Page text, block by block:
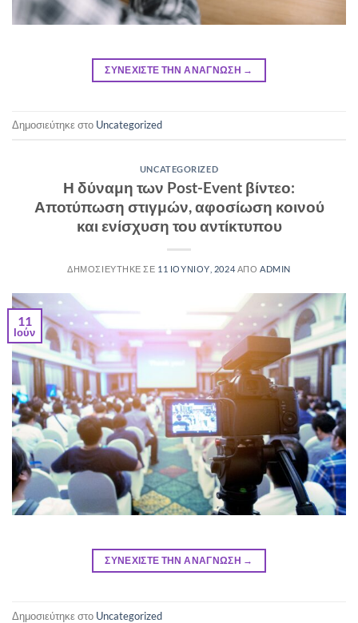
ΣΥΝΕΧΙΣΤΕ ΤΗΝ ΑΝΑΓΝΩΣΗ →
Δημοσιεύτηκε στο Uncategorized
UNCATEGORIZED
Η δύναμη των Post-Event βίντεο:
Αποτύπωση στιγμών, αφοσίωση κοινού
και ενίσχυση του αντίκτυπου
ΔΗΜΟΣΙΕΥΤΗΚΕ ΣΕ 11 ΙΟΥΝΙΟΥ, 2024 ΑΠΟ ADMIN
11
Ιούν
ΣΥΝΕΧΙΣΤΕ ΤΗΝ ΑΝΑΓΝΩΣΗ →
Δημοσιεύτηκε στο Uncategorized